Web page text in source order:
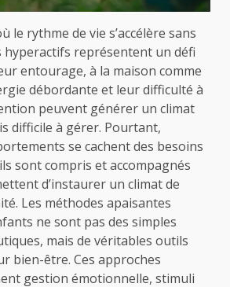
le rythme de vie s’accélère sans
hyperactifs représentent un défi
entourage, à la maison comme
débordante et leur difficulté à
peuvent générer un climat
difficile à gérer. Pourtant,
se cachent des besoins
sont compris et accompagnés
d’instaurer un climat de
Les méthodes apaisantes
ne sont pas des simples
mais de véritables outils
bien-être. Ces approches
gestion émotionnelle, stimuli